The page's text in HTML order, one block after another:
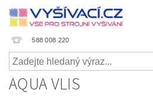
588 008 220
AQUA VLIS